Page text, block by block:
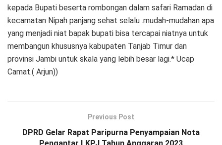
kepada Bupati beserta rombongan dalam safari Ramadan di
kecamatan Nipah panjang sehat selalu .mudah-mudahan apa
yang menjadi niat bapak bupati bisa tercapai niatnya untuk
membangun khususnya kabupaten Tanjab Timur dan
provinsi Jambi untuk skala yang lebih besar lagi.* Ucap
Camat.( Arjun))
Previous Post
DPRD Gelar Rapat Paripurna Penyampaian Nota